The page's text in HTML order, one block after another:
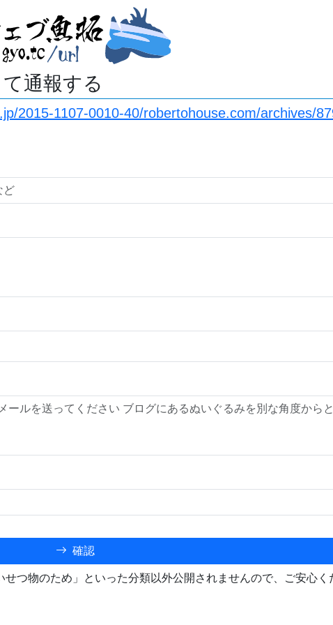
通報する
2015-1107-0010-40/robertohouse.com/archives/
確認
つ物のため」といった分類以外公開されませんので、ご安心く